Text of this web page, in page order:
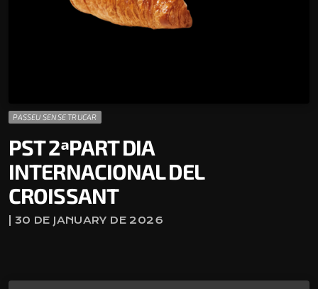
PASSEU SENSE TRUCAR
PST 2ªPART DIA
INTERNACIONAL DEL
CROISSANT
| 30 DE JANUARY DE 2026